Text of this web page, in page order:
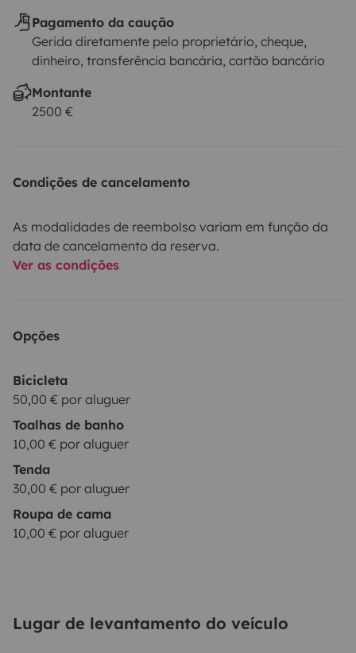
Pagamento da caução
Gerida diretamente pelo proprietário, cheque,
dinheiro, transferência bancária, cartão bancário
Montante
2500 €
Condições de cancelamento
As modalidades de reembolso variam em função da
data de cancelamento da reserva.
Ver as condições
Opções
Bicicleta
50,00 € por aluguer
Toalhas de banho
10,00 € por aluguer
Tenda
30,00 € por aluguer
Roupa de cama
10,00 € por aluguer
Lugar de levantamento do veículo